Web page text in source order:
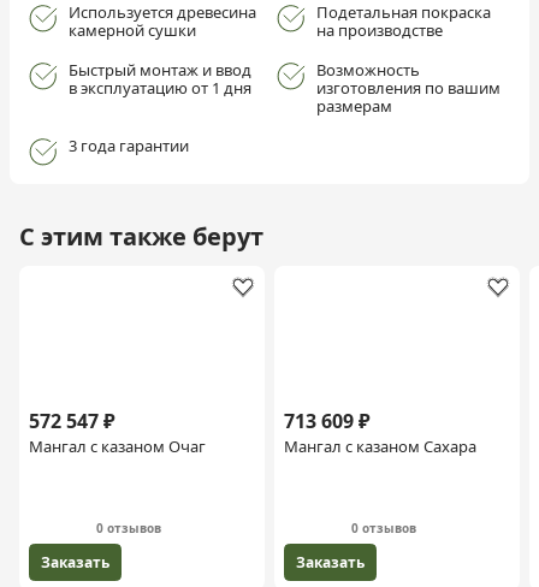
Используется древесина
камерной сушки
Подетальная покраска
на производстве
Быстрый монтаж и ввод
в эксплуатацию от 1 дня
Возможность
изготовления по вашим
размерам
3 года гарантии
С этим также берут
572 547 ₽
Мангал с казаном Очаг
0 отзывов
Заказать
713 609 ₽
Мангал с казаном Сахара
0 отзывов
Заказать